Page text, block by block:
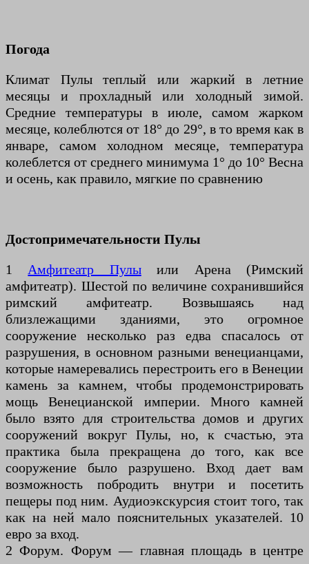
Погода
Климат Пулы теплый или жаркий в летние
месяцы и прохладный или холодный зимой.
Средние температуры в июле, самом жарком
месяце, колеблются от 18° до 29°, в то время как в
январе, самом холодном месяце, температура
колеблется от среднего минимума 1° до 10° Весна
и осень, как правило, мягкие по сравнению
Достопримечательности Пулы
1 Амфитеатр Пулыили Арена (Римский
амфитеатр). Шестой по величине сохранившийся
римский амфитеатр. Возвышаясь над
близлежащими зданиями, это огромное
сооружение несколько раз едва спасалось от
разрушения, в основном разными венецианцами,
которые намеревались перестроить его в Венеции
камень за камнем, чтобы продемонстрировать
мощь Венецианской империи. Много камней
было взято для строительства домов и других
сооружений вокруг Пулы, но, к счастью, эта
практика была прекращена до того, как все
сооружение было разрушено. Вход дает вам
возможность побродить внутри и посетить
пещеры под ним. Аудиоэкскурсия стоит того, так
как на ней мало пояснительных указателей. 10
евро за вход.
2 Форум. Форум — главная площадь в центре